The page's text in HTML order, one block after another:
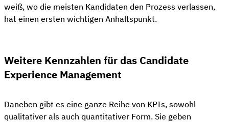
weiß, wo die meisten Kandidaten den Prozess verlassen,
hat einen ersten wichtigen Anhaltspunkt.
Weitere Kennzahlen für das Candidate
Experience Management
Daneben gibt es eine ganze Reihe von KPIs, sowohl
qualitativer als auch quantitativer Form. Sie geben